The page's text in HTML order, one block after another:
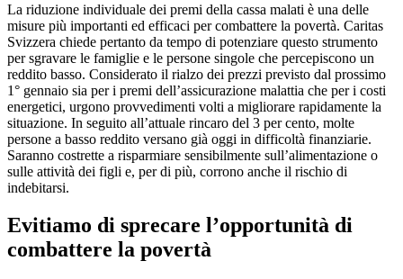
La riduzione individuale dei premi della cassa malati è una delle
misure più importanti ed efficaci per combattere la povertà. Caritas
Svizzera chiede pertanto da tempo di potenziare questo strumento
per sgravare le famiglie e le persone singole che percepiscono un
reddito basso. Considerato il rialzo dei prezzi previsto dal prossimo
1° gennaio sia per i premi dell’assicurazione malattia che per i costi
energetici, urgono provvedimenti volti a migliorare rapidamente la
situazione. In seguito all’attuale rincaro del 3 per cento, molte
persone a basso reddito versano già oggi in difficoltà finanziarie.
Saranno costrette a risparmiare sensibilmente sull’alimentazione o
sulle attività dei figli e, per di più, corrono anche il rischio di
indebitarsi.
Evitiamo di sprecare l’opportunità di
combattere la povertà